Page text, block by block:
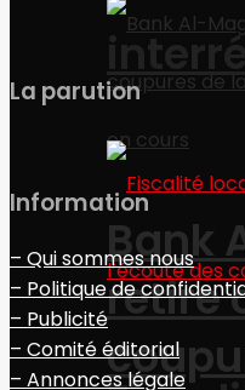
Bank
retire
La parution
Information
– Qui sommes nous
– Politique de
– Publicité
– Comité éditorial
– Annonces légale